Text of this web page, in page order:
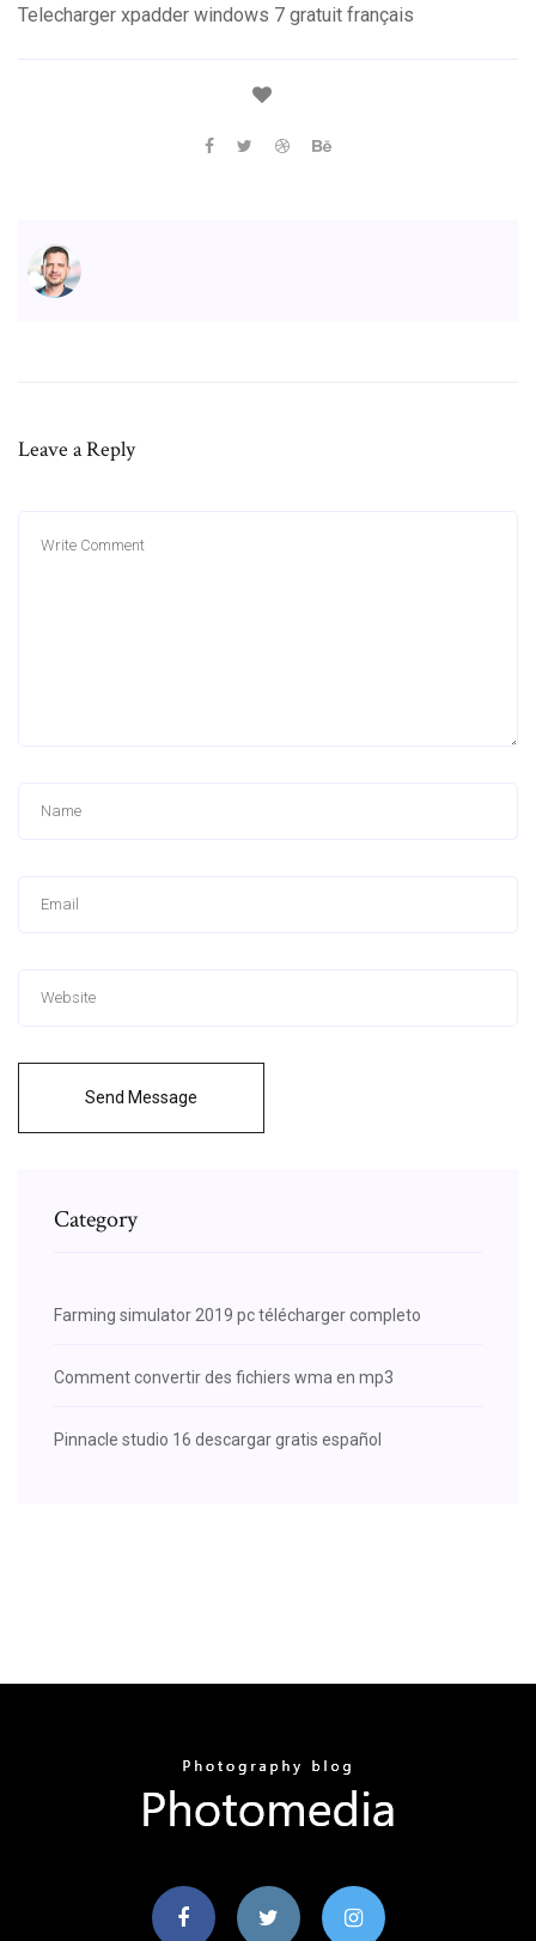
Telecharger xpadder windows 7 gratuit français
Leave a Reply
Send Message
Category
Farming simulator 2019 pc télécharger completo
Comment convertir des fichiers wma en mp3
Pinnacle studio 16 descargar gratis español